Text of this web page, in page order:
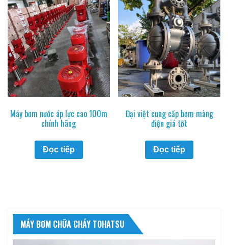
Máy bơm nước áp lực cao 100m
chính hãng
Đọc tiếp
Đại việt cung cấp bơm màng
điện giá tốt
Đọc tiếp
MÁY BƠM CHỮA CHÁY TOHATSU